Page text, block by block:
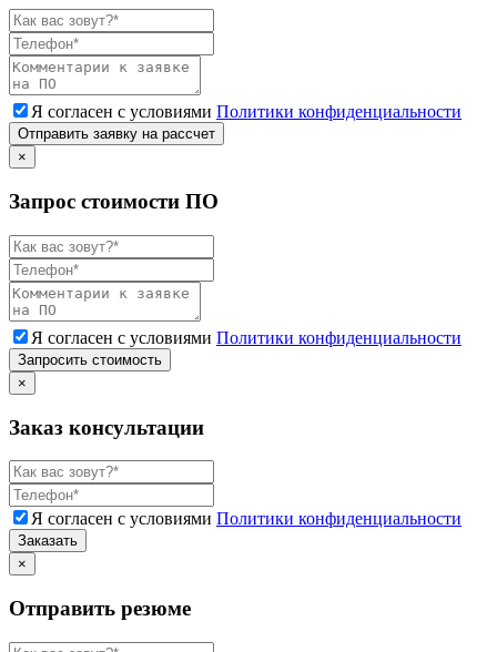
Я согласен с условиями Политики конфиденциальности
Отправить заявку на рассчет
×
Запрос стоимости ПО
Я согласен с условиями Политики конфиденциальности
Запросить стоимость
×
Заказ консультации
Я согласен с условиями Политики конфиденциальности
Заказать
×
Отправить резюме